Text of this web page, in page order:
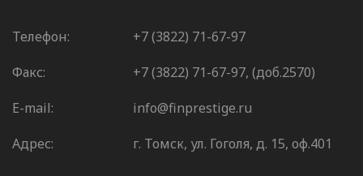
Телефон:
+7 (3822) 71-67-97
Факс:
+7 (3822) 71-67-97, (доб.2570)
E-mail:
info@finprestige.ru
Адрес:
г. Томск, ул. Гоголя, д. 15, оф.401